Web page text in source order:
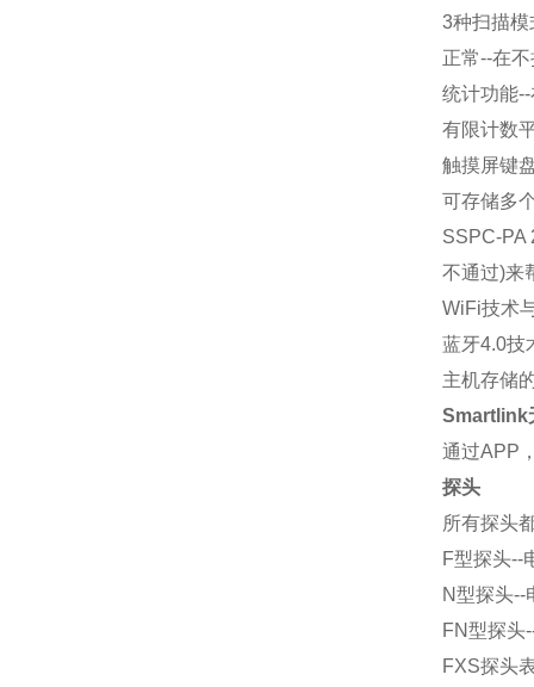
3种扫描模
正常--在
统计功能
有限计数
触摸屏键
可存储多
SSPC-PA
不通过)来
WiFi技术
蓝牙4.0技
主机存储
Smartlink
通过APP
探头
所有探头
F型探头--
N型探头--
FN型探头
FXS探头